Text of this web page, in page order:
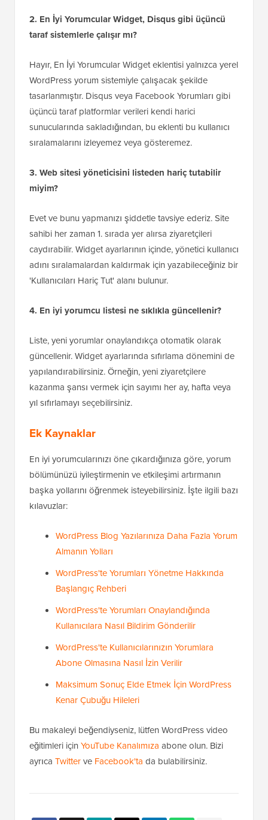
2. En İyi Yorumcular Widget, Disqus gibi üçüncü
taraf sistemlerle çalışır mı?
Hayır, En İyi Yorumcular Widget eklentisi yalnızca yerel
WordPress yorum sistemiyle çalışacak şekilde
tasarlanmıştır. Disqus veya Facebook Yorumları gibi
üçüncü taraf platformlar verileri kendi harici
sunucularında sakladığından, bu eklenti bu kullanıcı
sıralamalarını izleyemez veya gösteremez.
3. Web sitesi yöneticisini listeden hariç tutabilir
miyim?
Evet ve bunu yapmanızı şiddetle tavsiye ederiz. Site
sahibi her zaman 1. sırada yer alırsa ziyaretçileri
caydırabilir. Widget ayarlarının içinde, yönetici kullanıcı
adını sıralamalardan kaldırmak için yazabileceğiniz bir
'Kullanıcıları Hariç Tut' alanı bulunur.
4. En iyi yorumcu listesi ne sıklıkla güncellenir?
Liste, yeni yorumlar onaylandıkça otomatik olarak
güncellenir. Widget ayarlarında sıfırlama dönemini de
yapılandırabilirsiniz. Örneğin, yeni ziyaretçilere
kazanma şansı vermek için sayımı her ay, hafta veya
yıl sıfırlamayı seçebilirsiniz.
Ek Kaynaklar
En iyi yorumcularınızı öne çıkardığınıza göre, yorum
bölümünüzü iyileştirmenin ve etkileşimi artırmanın
başka yollarını öğrenmek isteyebilirsiniz. İşte ilgili bazı
kılavuzlar:
WordPress Blog Yazılarınıza Daha Fazla Yorum
Almanın Yolları
WordPress'te Yorumları Yönetme Hakkında
Başlangıç Rehberi
WordPress'te Yorumları Onaylandığında
Kullanıcılara Nasıl Bildirim Gönderilir
WordPress'te Kullanıcılarınızın Yorumlara
Abone Olmasına Nasıl İzin Verilir
Maksimum Sonuç Elde Etmek İçin WordPress
Kenar Çubuğu Hileleri
Bu makaleyi beğendiyseniz, lütfen WordPress video
eğitimleri için YouTube Kanalımıza abone olun. Bizi
ayrıca Twitterve Facebook'ta da bulabilirsiniz.